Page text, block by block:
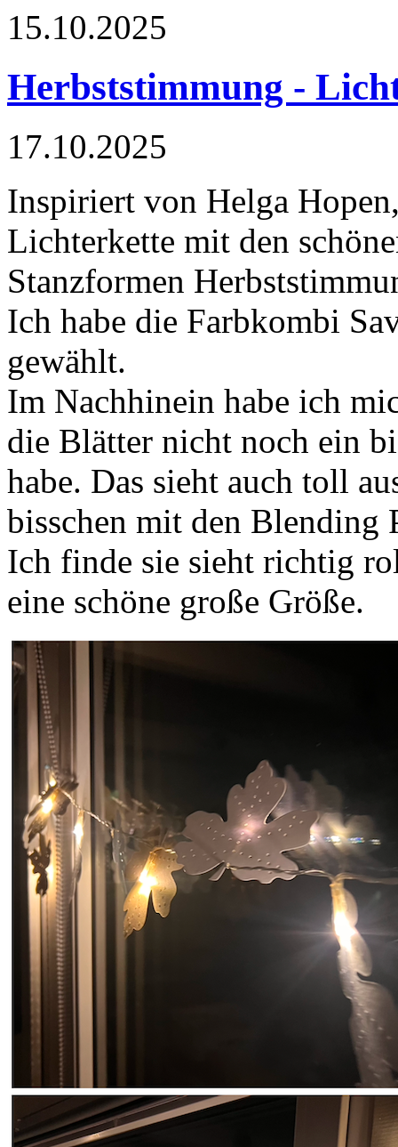
15.10.2025
Herbststimmung -
17.10.2025
Inspiriert von Helga
Lichterkette mit den
Stanzformen
Ich habe die Farbkombi
gewählt.
Im Nachhinein habe ich
die Blätter nicht noch ein
habe. Das sieht auch toll
bisschen mit den Blending
Ich finde sie sieht richtig
eine schöne große Größe.